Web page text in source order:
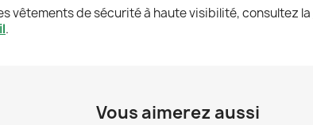
vêtements de sécurité à haute visibilité, consultez la
.
Vous aimerez aussi